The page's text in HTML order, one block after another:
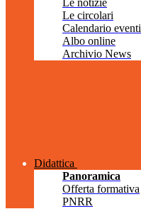
Le notizie
Le circolari
Calendario eventi
Albo online
Archivio News
Didattica
Panoramica
Offerta formativa
PNRR